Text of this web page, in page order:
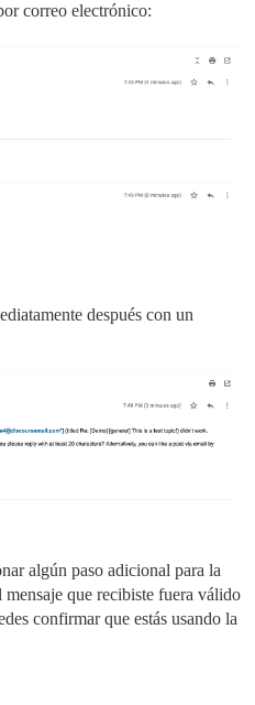
correo electrónico:
después con un
algún paso adicional para la
que recibiste fuera válido
confirmar que estás usando la